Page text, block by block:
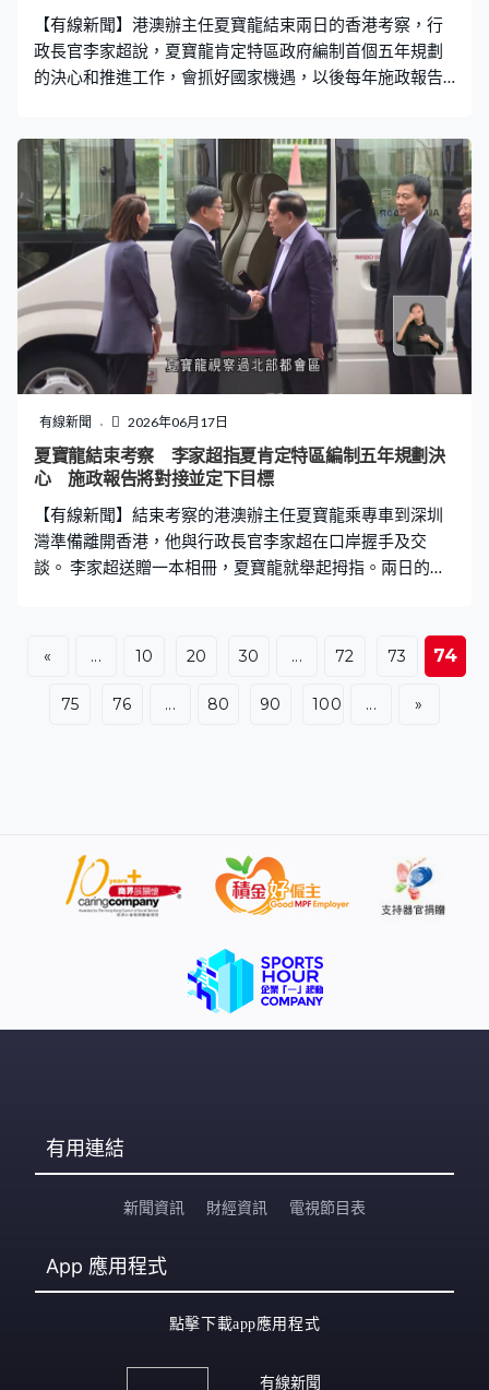
【有線新聞】港澳辦主任夏寶龍結束兩日的香港考察，行
政長官李家超說，夏寶龍肯定特區政府編制首個五年規劃
的決心和推進工作，會抓好國家機遇，以後每年施政報告
臨別前握手及交談。李家超送贈一本書，夏寶龍就舉起拇
指，又向在場傳媒揮手，隨後登上專車離開。 李家超說，
夏寶龍肯定特區政府編制香港首個五年規劃的決心和推進
工作，在維護國家安全上的努力、經濟發展及在科技創新
上的建設。承諾會全力以赴編制好五年規劃，加快北都建
設，將大學城校園空間與科技、產業及城市空間融合布
局，抓緊國家十五五規劃帶來的機遇。李家超：「夏寶龍
指出五年規劃應該是方向性、策略性、可操作性的指導文
件，指明香港未來五年發展方向。行政長官每年的施政報
告會對接回應五年規劃要求和方向，並在施政報告定下目
標及匯報進度，實踐五年規劃的總體要求。」 夏寶龍在考
察最後一天到新皇崗口岸視察，人大常委會下星期將審議
香港口岸實施管轄安排。保安局說，取得人大授權及國務
律基礎。李家超：「新皇崗口岸整體建築已經完成，
有線新聞 2026年06月17日
夏寶龍結束考察 李家超指夏肯定特區編制五年規劃決
心 施政報告將對接並定下目標
【有線新聞】結束考察的港澳辦主任夏寶龍乘專車到深圳
灣準備離開香港，他與行政長官李家超在口岸握手及交
談。 李家超送贈一本相冊，夏寶龍就舉起拇指。兩日的南
說，夏寶龍肯定特區政府編制香港首個五年規劃的決心和
推進工作、在維護國家安全的努力、本港經濟發展，以及
科技創新的建設。李家超承諾會全力以赴，做好編制工
« ... 10 20 30 ... 72 73 74
75 76 ... 80 90 100 ... »
有用連結
新聞資訊 財經資訊 電視節目表
App 應用程式
點擊下載app應用程式
有線新聞